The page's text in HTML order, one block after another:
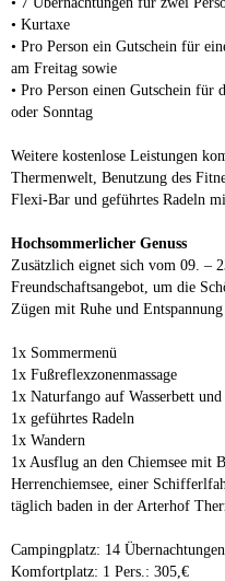
• Kurtaxe
• Pro Person ein Gutschein für
am Freitag sowie
• Pro Person einen Gutschein für
oder Sonntag
Weitere kostenlose Leistungen
Thermenwelt, Benutzung des
Flexi-Bar und geführtes Radeln
Hochsommerlicher Genuss
Zusätzlich eignet sich vom 09. –
Freundschaftsangebot, um die
Zügen mit Ruhe und Entspannung
1x Sommermenü
1x Fußreflexzonenmassage
1x Naturfango auf Wasserbett und
1x geführtes Radeln
1x Wandern
1x Ausflug an den Chiemsee mit
Herrenchiemsee, einer
täglich baden in der Arterhof
Campingplatz: 14
Komfortplatz: 1 Pers.: 305,€